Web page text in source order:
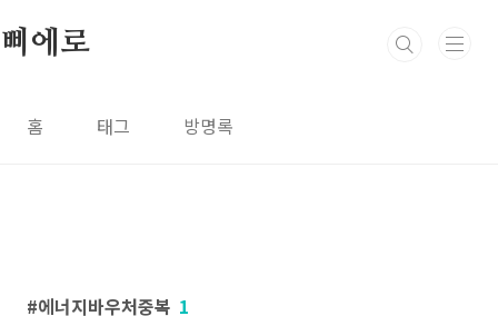
삐에로
홈 태그 방명록
에너지바우처중복 1